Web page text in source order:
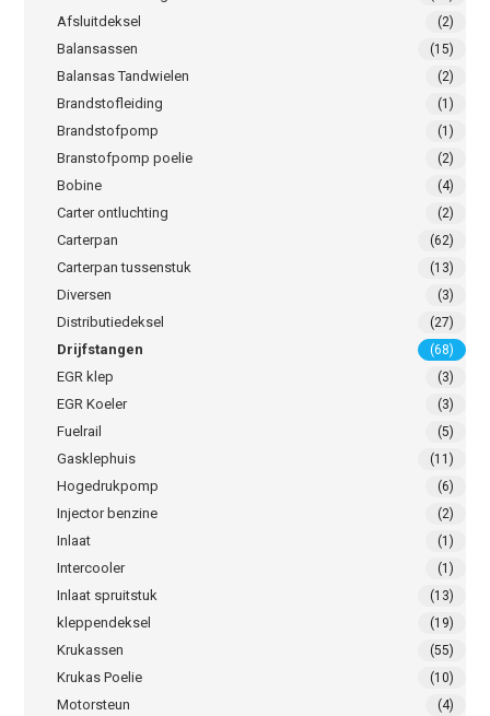
Afsluitdeksel (2)
Balansassen (15)
Balansas Tandwielen (2)
Brandstofleiding (1)
Brandstofpomp (1)
Branstofpomp poelie (2)
Bobine (4)
Carter ontluchting (2)
Carterpan (62)
Carterpan tussenstuk (13)
Diversen (3)
Distributiedeksel (27)
Drijfstangen (68)
EGR klep (3)
EGR Koeler (3)
Fuelrail (5)
Gasklephuis (11)
Hogedrukpomp (6)
Injector benzine (2)
Inlaat (1)
Intercooler (1)
Inlaat spruitstuk (13)
kleppendeksel (19)
Krukassen (55)
Krukas Poelie (10)
Motorsteun (4)